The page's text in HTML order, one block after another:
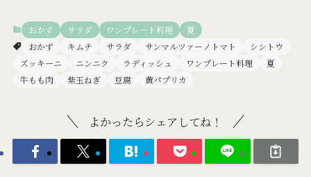
おかず サラダ ワンプレート料理
夏
おかず
キムチ サラダ サンマルツァーノトマト
シシトウ
ズッキーニ
ニンニク ラディッシュ ワンプレート料理
夏
牛もも肉
紫玉ねぎ 豆腐 黄パプリカ
よかったらシェアしてね！